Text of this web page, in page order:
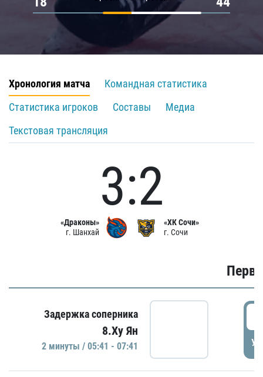
Хронология матча
Командная статистика
Статистика игроков
Составы
Медиа
Текстовая трансляция
«Драконы»
г. Шанхай
3:2
«ХК Сочи»
г. Сочи
Задержка соперника
8.Ху Ян
2 минуты / 05:41 - 07:41